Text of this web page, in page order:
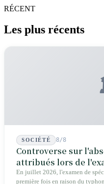
RÉCENT
Les plus récents
SOCIÉTÉ 8/8
Controverse sur
attribués lors de
2026 : une crise
En juillet 2026, l'examen de
première fois en raison du